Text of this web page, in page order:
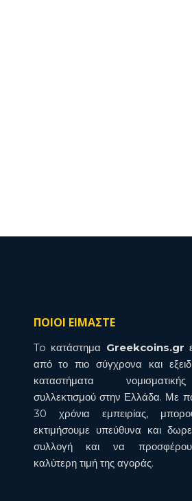
ΠΟΙΟΙ ΕΙΜΑΣΤΕ
To κατάστημα Greekcoins.gr
από το πιο σύγχρονα και
καταστήματα
συλλεκτισμού στην Ελλάδα. Με
30 χρόνια εμπειρίας,
εκτιμήσουμε υπεύθυνα και
συλλογή και να
καλύτερη τιμή της αγοράς.